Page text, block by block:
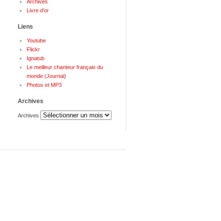
Archives
Livre d’or
Liens
Youtube
Flickr
Ignatub
Le meilleur chanteur français du
monde (Journal)
Photos et MP3
Archives
Archives